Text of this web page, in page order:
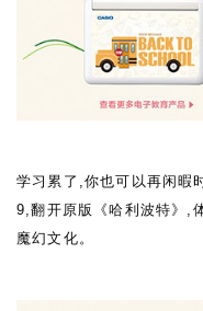
学习累了,你也可以再闲暇
9,翻开原版《哈利波特》,
魔幻文化。